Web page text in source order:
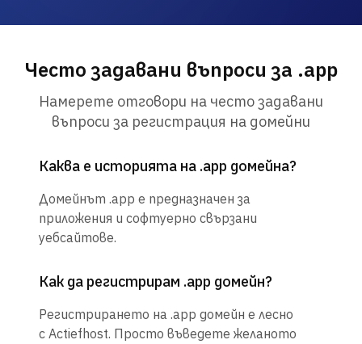
Често задавани въпроси за .app
Намерете отговори на често задавани
въпроси за регистрация на домейни
Каква е историята на .app домейна?
Домейнът .app е предназначен за
приложения и софтуерно свързани
уебсайтове.
Как да регистрирам .app домейн?
Регистрирането на .app домейн е лесно
с Actiefhost. Просто въведете желаното